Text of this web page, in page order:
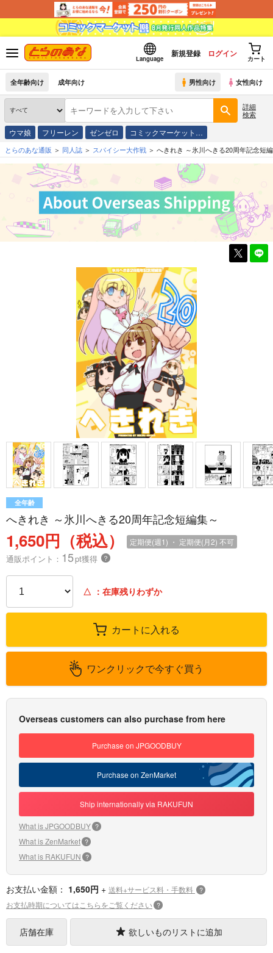
Language
新規登録 ログイン
カート
全年齢向け 成年向け 男性向け 女性向け
詳細
検索
ウマ娘 フリーレン ゼンゼロ コミックマーケット…
とらのあな通販 同人誌 スパイシー大作戦 へきれき ～氷川へきる20周年記念短
全年齢
へきれき ～氷川へきる20周年記念短編集～
1,650円（税込） 定期便(週1) ・ 定期便(月2) 不可
通販ポイント： 15pt獲得 ？
△ ：在庫残りわずか
カートに入れる
ワンクリックで今すぐ買う
Overseas customers can also purchase from here
Purchase on JPGOODBUY
Purchase on ZenMarket
Ship internationally via RAKUFUN
What is JPGOODBUY ?
What is ZenMarket ?
What is RAKUFUN ?
お支払い金額： 1,650円 + 送料+サービス料・手数料 ?
お支払時期についてはこちらをご覧ください ?
店舗在庫 欲しいものリストに追加